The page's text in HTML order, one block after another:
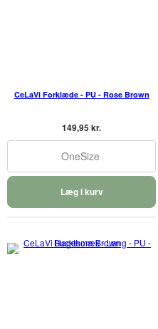
CeLaVi Forklæde - PU - Rose Brown
149,95 kr.
OneSize
Læg i kurv